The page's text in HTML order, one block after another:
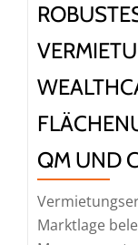
QM UND
Marktlage